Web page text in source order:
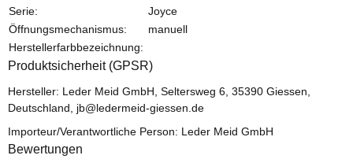
Serie:
Joyce
Öffnungsmechanismus:
manuell
Herstellerfarbbezeichnung:
Produktsicherheit (GPSR)
Hersteller: Leder Meid GmbH, Seltersweg 6, 35390 Giessen,
Deutschland, jb@ledermeid-giessen.de
Importeur/Verantwortliche Person: Leder Meid GmbH
Bewertungen